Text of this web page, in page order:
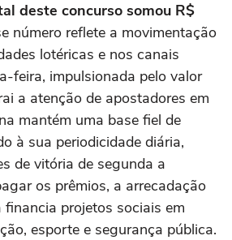
deste concurso somou R$
número reflete a movimentação
lotéricas e nos canais
feira, impulsionada pelo valor
a atenção de apostadores em
mantém uma base fiel de
à sua periodicidade diária,
de vitória de segunda a
os prêmios, a arrecadação
projetos sociais em
esporte e segurança pública.